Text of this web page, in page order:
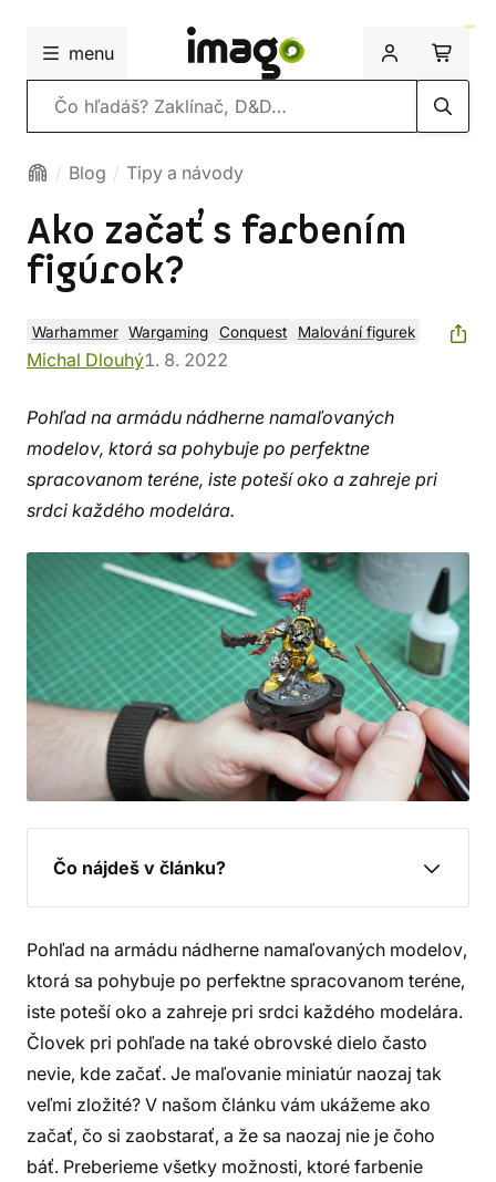
menu
Vyhľadávanie
Blog Tipy a návody
Ako začať s farbením
figúrok?
Warhammer Wargaming Conquest Malování figurek
Michal Dlouhý1. 8. 2022
Pohľad na armádu nádherne namaľovaných
modelov, ktorá sa pohybuje po perfektne
spracovanom teréne, iste poteší oko a zahreje pri
srdci každého modelára.
Čo nájdeš v článku?
Pohľad na armádu nádherne namaľovaných modelov,
ktorá sa pohybuje po perfektne spracovanom teréne,
iste poteší oko a zahreje pri srdci každého modelára.
Človek pri pohľade na také obrovské dielo často
nevie, kde začať. Je maľovanie miniatúr naozaj tak
veľmi zložité? V našom článku vám ukážeme ako
začať, čo si zaobstarať, a že sa naozaj nie je čoho
báť. Preberieme všetky možnosti, ktoré farbenie